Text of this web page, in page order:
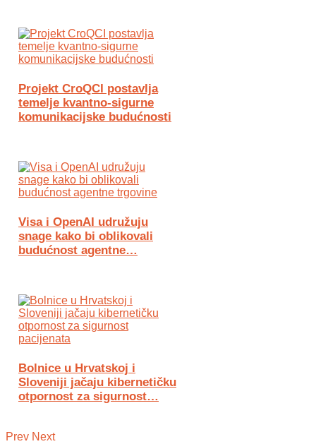
Projekt CroQCI postavlja
temelje kvantno-sigurne
komunikacijske budućnosti
Visa i OpenAI udružuju
snage kako bi oblikovali
budućnost agentne…
Bolnice u Hrvatskoj i
Sloveniji jačaju kibernetičku
otpornost za sigurnost…
Prev Next